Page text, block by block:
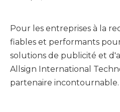
Pour les entreprises à la
fiables et performants
solutions de publicité et
Allsign International
partenaire incontournable.